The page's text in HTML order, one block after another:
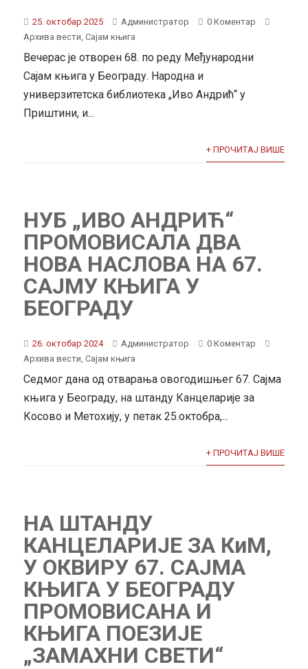
25. октобар 2025 Администратор
0 Коментар
Архива вести ,Сајам књига
Вечерас је отворен 68. по реду Међународни
Сајам књига у Београду. Народна и
универзитетска библиотека „Иво Андрић“ у
Приштини, и...
+ ПРОЧИТАЈ ВИШЕ
НУБ „ИВО АНДРИЋ“
ПРОМОВИСАЛА ДВА
НОВА НАСЛОВА НА 67.
САЈМУ КЊИГА У
БЕОГРАДУ
26. октобар 2024 Администратор
0 Коментар
Архива вести ,Сајам књига
Седмог дана од отварања овогодишњег 67. Сајма
књига у Београду, на штанду Канцеларије за
Косово и Метохију, у петак 25.октобра,...
+ ПРОЧИТАЈ ВИШЕ
НА ШТАНДУ
КАНЦЕЛАРИЈЕ ЗА КиМ,
У ОКВИРУ 67. САЈМА
КЊИГА У БЕОГРАДУ
ПРОМОВИСАНА И
КЊИГА ПОЕЗИЈЕ
„ЗАМАХНИ СВЕТИ“